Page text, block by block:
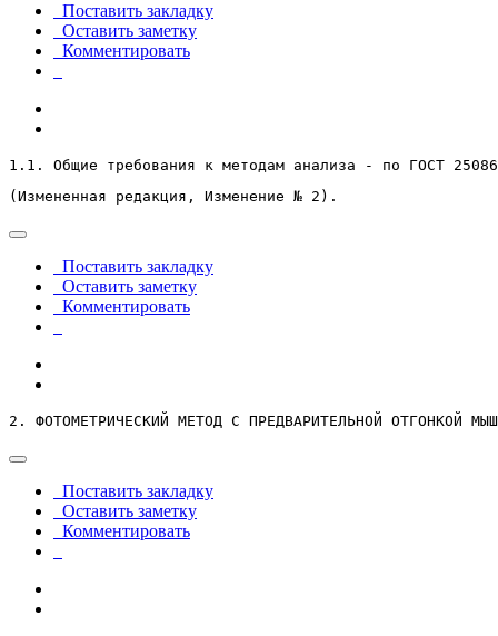
Поставить закладку
Оставить заметку
Комментировать
1.1. Общие требования к методам анализа - по ГОСТ
(Измененная редакция, Изменение № 2).
Поставить закладку
Оставить заметку
Комментировать
2. ФОТОМЕТРИЧЕСКИЙ МЕТОД С ПРЕДВАРИТЕЛЬНОЙ ОТГОНКОЙ
Поставить закладку
Оставить заметку
Комментировать